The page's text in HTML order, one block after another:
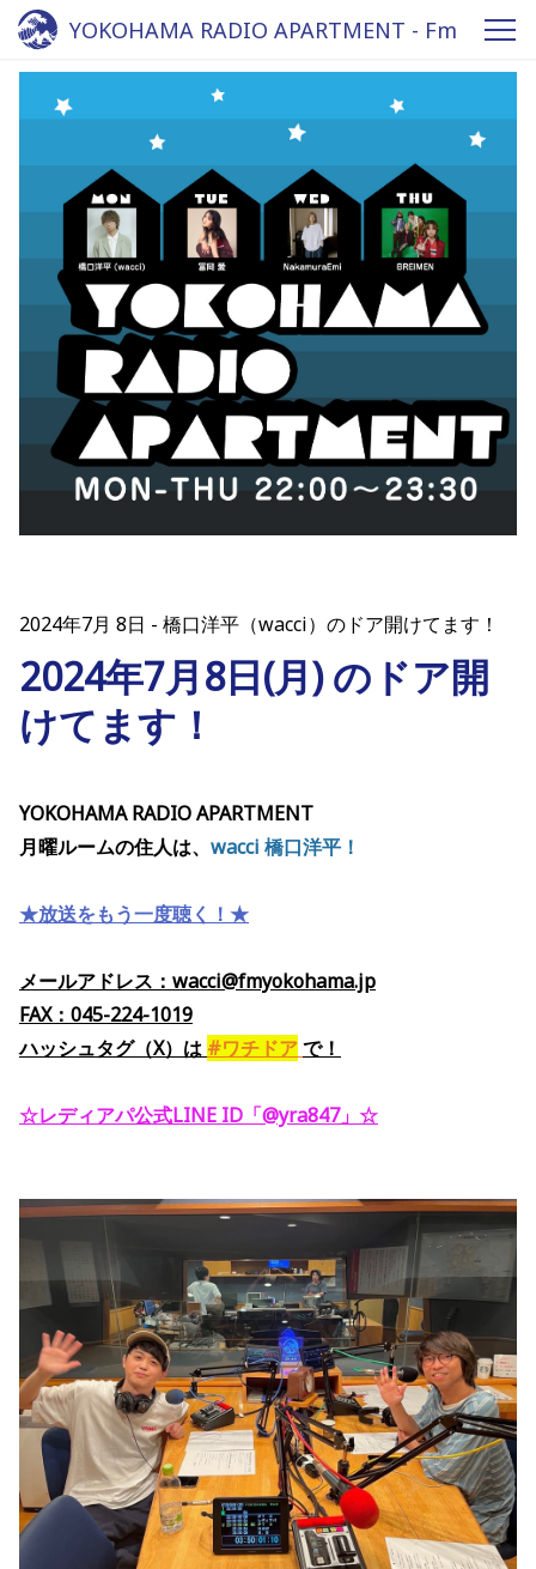
YOKOHAMA RADIO APARTMENT - Fm
yokohama 84.7
2024年7月 8日 橋口洋平（wacci）のドア開けてます！
2024年7月8日(月) のドア開
けてます！
YOKOHAMA RADIO APARTMENT
月曜ルームの住人は、 wacci 橋口洋平！
★放送をもう一度聴く！★
メールアドレス：wacci@fmyokohama.jp
FAX：045-224-1019
ハッシュタグ（X） は #ワチドアで！
☆レディアパ公式LINE ID「@yra847」 ☆